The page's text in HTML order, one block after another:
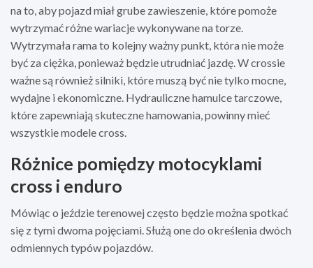
na to, aby pojazd miał grube zawieszenie, które pomoże
wytrzymać różne wariacje wykonywane na torze.
Wytrzymała rama to kolejny ważny punkt, która nie może
być za ciężka, ponieważ będzie utrudniać jazdę. W crossie
ważne są również silniki, które muszą być nie tylko mocne,
wydajne i ekonomiczne. Hydrauliczne hamulce tarczowe,
które zapewniają skuteczne hamowania, powinny mieć
wszystkie modele cross.
Różnice pomiędzy motocyklami
cross i enduro
Mówiąc o jeździe terenowej często będzie można spotkać
się z tymi dwoma pojęciami. Służą one do określenia dwóch
odmiennych typów pojazdów.